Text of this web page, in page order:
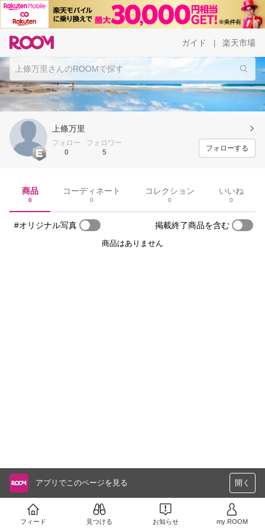
ガイド 楽天市場
上條万里
フォロー
0
フォロワー
5
フォローする
商品
0
コーディネート
0
コレクション
0
いいね
0
#オリジナル写真 掲載終了商品を含む
商品はありません
アプリでこのページを見る 開く
フィード 見つける お知らせ my ROOM